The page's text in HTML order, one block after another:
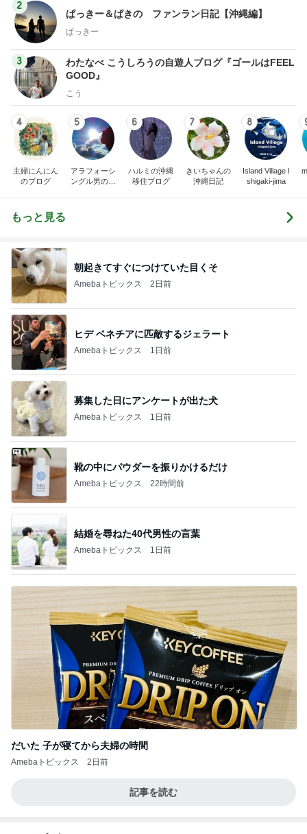
2
ぱっきー＆ぱきの ファンラン日記【沖縄編】
ぱっきー
3
わたなべ こうしろうの自遊人ブログ『ゴールはFEEL
GOOD』
こう
4
主婦にんにん
のブログ
5
アラフォーシ
ングル男の自
6
ハルミの沖縄
移住ブログ
7
きいちゃんの
沖縄日記
8
Island Village I
shigaki-jima
もっと見る
朝起きてすぐにつけていた目くそ
Amebaトピックス 2日前
ヒデ ベネチアに匹敵するジェラート
Amebaトピックス 1日前
募集した日にアンケートが出た犬
Amebaトピックス 1日前
靴の中にパウダーを振りかけるだけ
Amebaトピックス 22時間前
結婚を尋ねた40代男性の言葉
Amebaトピックス 1日前
だいた 子が寝てから夫婦の時間
Amebaトピックス 2日前
記事を読む